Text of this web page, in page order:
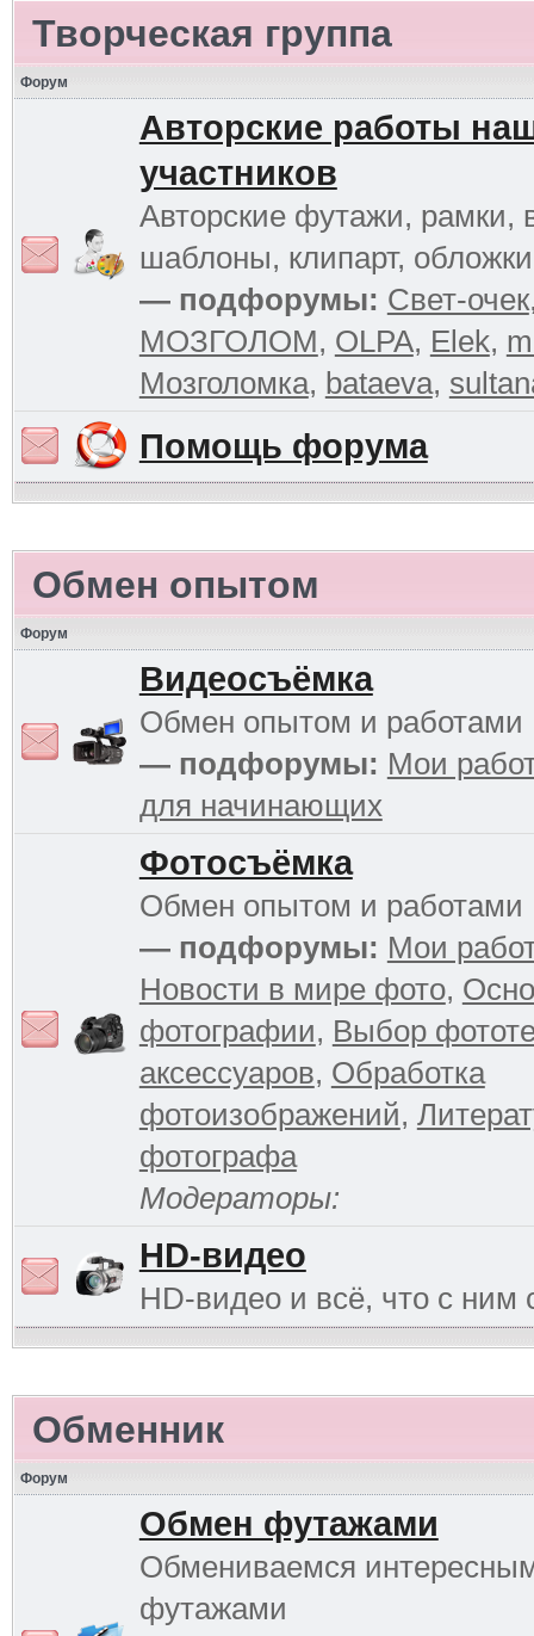
Творческая группа
Форум
Авторские работы
участников
Авторские футажи, рамки,
шаблоны, клипарт,
— подфорумы: Свет-очек
МОЗГОЛОМ, OLPA, Elek,
Мозголомка, bataeva,
Помощь форума
Обмен опытом
Форум
Видеосъёмка
Обмен опытом и работами
— подфорумы: Мои
для начинающих
Фотосъёмка
Обмен опытом и работами
— подфорумы: Мои
Новости в мире фото,
фотографии, Выбор
аксессуаров, Обработка
фотоизображений,
фотографа
Модераторы:
HD-видео
HD-видео и всё, что с ним
Обменник
Форум
Обмен футажами
Обмениваемся
футажами